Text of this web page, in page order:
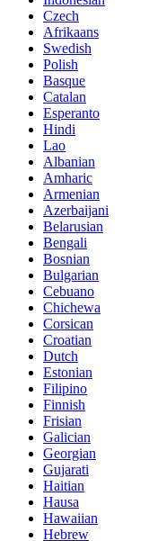
Czech
Afrikaans
Swedish
Polish
Basque
Catalan
Esperanto
Hindi
Lao
Albanian
Amharic
Armenian
Azerbaijani
Belarusian
Bengali
Bosnian
Bulgarian
Cebuano
Chichewa
Corsican
Croatian
Dutch
Estonian
Filipino
Finnish
Frisian
Galician
Georgian
Gujarati
Haitian
Hausa
Hawaiian
Hebrew